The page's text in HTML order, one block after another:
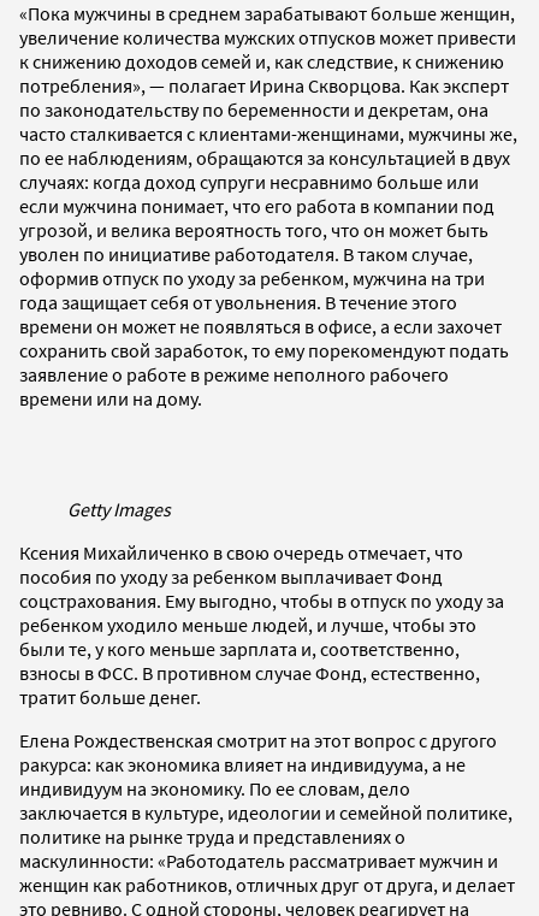
«Пока мужчины в среднем зарабатывают больше женщин,
увеличение количества мужских отпусков может привести
к снижению доходов семей и, как следствие, к снижению
потребления», — полагает Ирина Скворцова. Как эксперт
по законодательству по беременности и декретам, она
часто сталкивается с клиентами-женщинами, мужчины же,
по ее наблюдениям, обращаются за консультацией в двух
случаях: когда доход супруги несравнимо больше или
если мужчина понимает, что его работа в компании под
угрозой, и велика вероятность того, что он может быть
уволен по инициативе работодателя. В таком случае,
оформив отпуск по уходу за ребенком, мужчина на три
года защищает себя от увольнения. В течение этого
времени он может не появляться в офисе, а если захочет
сохранить свой заработок, то ему порекомендуют подать
заявление о работе в режиме неполного рабочего
времени или на дому.
Getty Images
Ксения Михайличенко в свою очередь отмечает, что
пособия по уходу за ребенком выплачивает Фонд
соцстрахования. Ему выгодно, чтобы в отпуск по уходу за
ребенком уходило меньше людей, и лучше, чтобы это
были те, у кого меньше зарплата и, соответственно,
взносы в ФСС. В противном случае Фонд, естественно,
тратит больше денег.
Елена Рождественская смотрит на этот вопрос с другого
ракурса: как экономика влияет на индивидуума, а не
индивидуум на экономику. По ее словам, дело
заключается в культуре, идеологии и семейной политике,
политике на рынке труда и представлениях о
маскулинности: «Работодатель рассматривает мужчин и
женщин как работников, отличных друг от друга, и делает
это ревниво. С одной стороны, человек реагирует на